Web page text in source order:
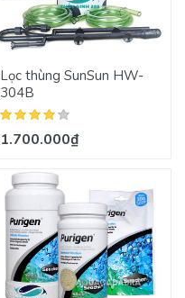
Lọc thùng SunSun HW-
304B
1.700.000₫